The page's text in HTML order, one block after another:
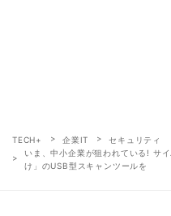
TECH+ 企業IT
セキュリティ
いま、中小企業が狙われている! サ
け」のUSB型スキャンツールを